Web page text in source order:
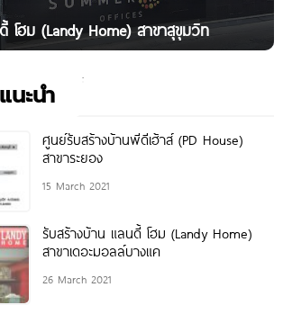
โฮม (Landy Home) สาขาสุขุมวิท
นะนำ
ศูนย์รับสร้างบ้านพีดีเฮ้าส์ (PD House)
สาขาระยอง
15 March 2021
รับสร้างบ้าน แลนดี้ โฮม (Landy Home)
สาขาเดอะมอลล์บางแค
26 March 2021